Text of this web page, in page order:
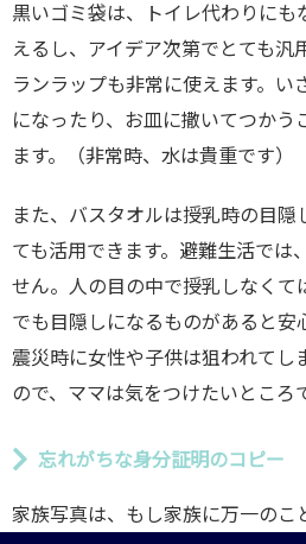
黒いゴミ袋は、トイレ代わりにも
えるし、アイデア次第でとても汎
ランラップも非常に使えます。い
になったり、お皿に撒いてつかう
ます。（非常時、水は貴重です）
また、バスタオルは授乳時の目隠
ても活用できます。避難生活では
せん。人の目の中で授乳しなくて
でも目隠しになるものがあると安
震災時に女性や子供は狙われてし
ので、ママは気をつけたいところ
忘れがちな身分証明のコピー
家族写真は、もし家族に万一のこ